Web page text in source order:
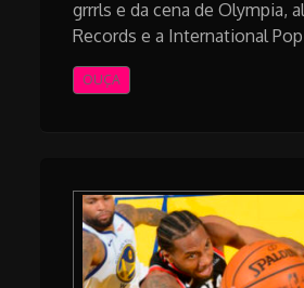
grrrls e da cena de Olympia,
Records e a International
OUÇA